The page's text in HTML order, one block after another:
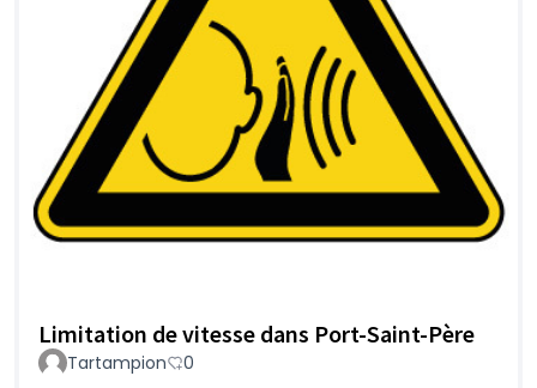
Limitation de vitesse dans Port-Saint-Père
Tartampion 0